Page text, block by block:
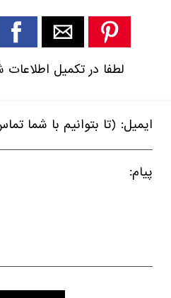
لطفا در تکمیل اطلاعات
ایمیل: (تا بتوانیم با شما
پیام: